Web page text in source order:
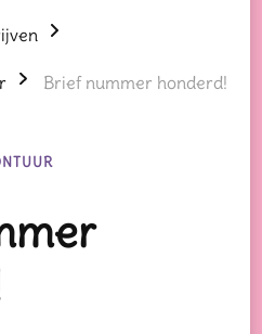
Brief nummer honderd!